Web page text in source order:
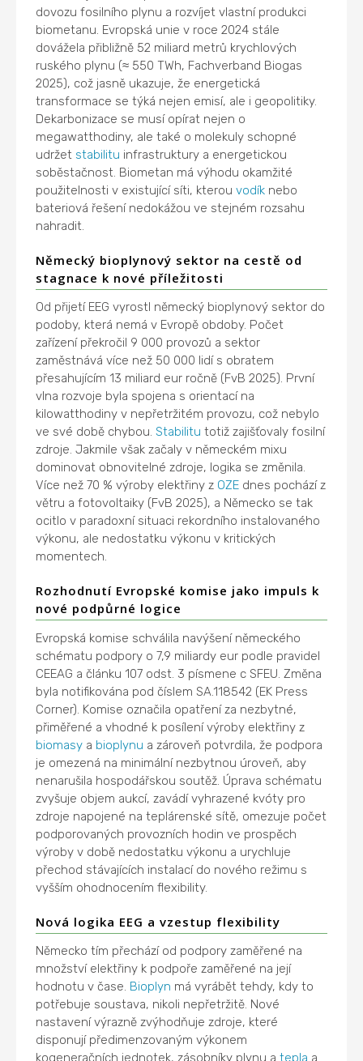
dovozu fosilního plynu a rozvíjet vlastní produkci
biometanu. Evropská unie v roce 2024 stále
dovážela přibližně 52 miliard metrů krychlových
ruského plynu (≈ 550 TWh, Fachverband Biogas
2025), což jasně ukazuje, že energetická
transformace se týká nejen emisí, ale i geopolitiky.
Dekarbonizace se musí opírat nejen o
megawatthodiny, ale také o molekuly schopné
udržet stabilitu infrastruktury a energetickou
soběstačnost. Biometan má výhodu okamžité
použitelnosti v existující síti, kterouvodík nebo
bateriová řešení nedokážou ve stejném rozsahu
nahradit.
Německý bioplynový sektor na cestě od
stagnace k nové příležitosti
Od přijetí EEG vyrostl německý bioplynový sektor do
podoby, která nemá v Evropě obdoby. Počet
zařízení překročil 9 000 provozů a sektor
zaměstnává více než 50 000 lidí s obratem
přesahujícím 13 miliard eur ročně (FvB 2025). První
vlna rozvoje byla spojena s orientací na
kilowatthodiny v nepřetržitém provozu, což nebylo
ve své době chybou.Stabilitu totiž zajišťovaly fosilní
zdroje. Jakmile však začaly v německém mixu
dominovat obnovitelné zdroje, logika se změnila.
Více než 70 % výroby elektřiny z OZE dnes pochází z
větru a fotovoltaiky (FvB 2025), a Německo se tak
ocitlo v paradoxní situaci rekordního instalovaného
výkonu, ale nedostatku výkonu v kritických
momentech.
Rozhodnutí Evropské komise jako impuls k
nové podpůrné logice
Evropská komise schválila navýšení německého
schématu podpory o 7,9 miliardy eur podle pravidel
CEEAG a článku 107 odst. 3 písmene c SFEU. Změna
byla notifikována pod číslem SA.118542 (EK Press
Corner). Komise označila opatření za nezbytné,
přiměřené a vhodné k posílení výroby elektřiny z
biomasy a bioplynu a zároveň potvrdila, že podpora
je omezená na minimální nezbytnou úroveň, aby
nenarušila hospodářskou soutěž. Úprava schématu
zvyšuje objem aukcí, zavádí vyhrazené kvóty pro
zdroje napojené na teplárenské sítě, omezuje počet
podporovaných provozních hodin ve prospěch
výroby v době nedostatku výkonu a urychluje
přechod stávajících instalací do nového režimu s
vyšším ohodnocením flexibility.
Nová logika EEG a vzestup flexibility
Německo tím přechází od podpory zaměřené na
množství elektřiny k podpoře zaměřené na její
hodnotu v čase. Bioplyn má vyrábět tehdy, kdy to
potřebuje soustava, nikoli nepřetržitě. Nové
nastavení výrazně zvýhodňuje zdroje, které
disponují předimenzovaným výkonem
kogeneračních jednotek, zásobníky plynu atepla a